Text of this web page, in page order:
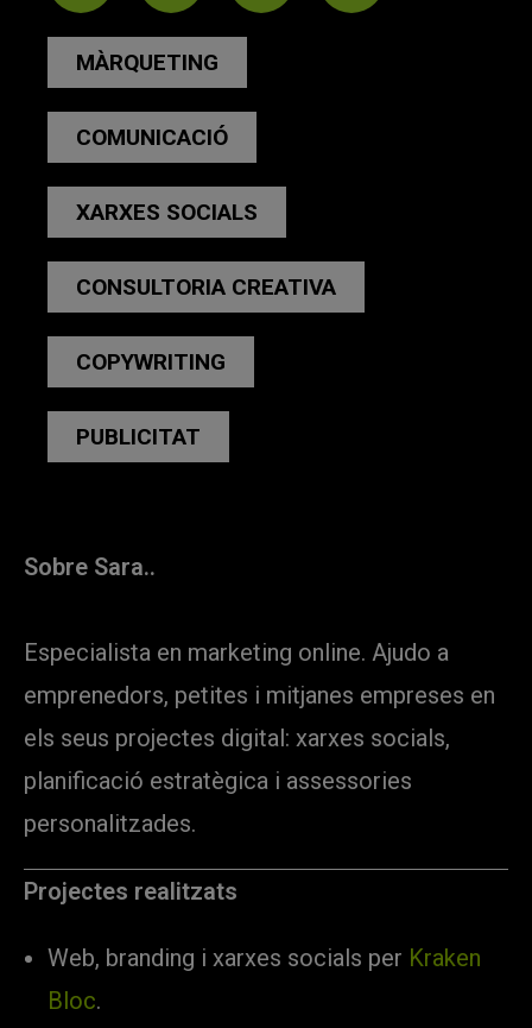
MÀRQUETING
COMUNICACIÓ
XARXES SOCIALS
CONSULTORIA CREATIVA
COPYWRITING
PUBLICITAT
Sobre Sara..
Especialista en marketing online. Ajudo a
emprenedors, petites i mitjanes empreses en
els seus projectes digital: xarxes socials,
planificació estratègica i assessories
personalitzades.
Projectes realitzats
Web, branding i xarxes socials per Kraken
Bloc.